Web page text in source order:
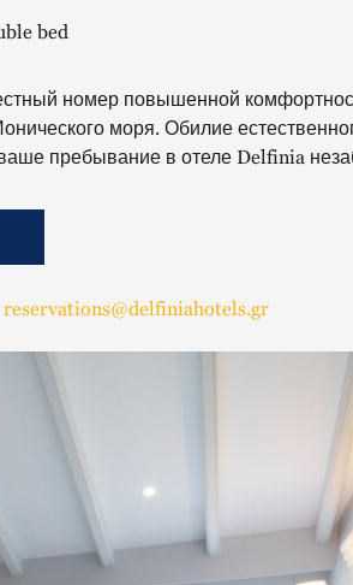
bed
номер повышенной
моря. Обилие
пребывание в отеле Delfinia
reservations@delfiniahotels.gr